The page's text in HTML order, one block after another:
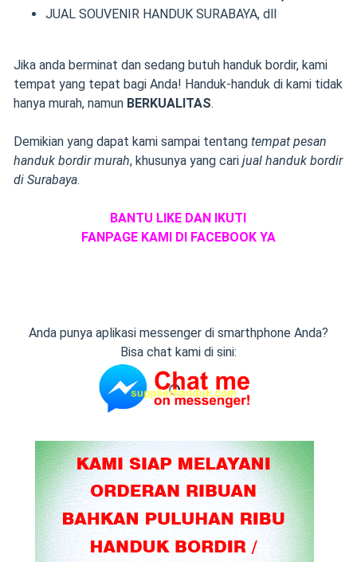
JUAL SOUVENIR HANDUK SURABAYA, dll
Jika anda berminat dan sedang butuh handuk bordir, kami
tempat yang tepat bagi Anda! Handuk-handuk di kami tidak
hanya murah, namun BERKUALITAS.
Demikian yang dapat kami sampai tentang tempat pesan
handuk bordir murah, khusunya yang cari jual handuk bordir
di Surabaya.
BANTU LIKE DAN IKUTI
FANPAGE KAMI DI FACEBOOK YA
Anda punya aplikasi messenger di smarthphone Anda?
Bisa chat kami di sini: